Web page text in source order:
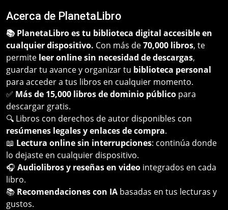
Acerca de PlanetaLibro
📚 PlanetaLibro es tu biblioteca digital accesible en
cualquier dispositivo. Con más de70,000 libros, te
permite leer online sin necesidad de descargas,
guardar tu avance y organizar tu biblioteca personal
para acceder a tus libros en cualquier momento.
✅ Más de 15,000 libros de dominio público para
descargar gratis.
🔍 Libros con derechos de autor disponibles con
resúmenes legales y enlaces de compra.
📖 Lectura online sin interrupciones: continúa donde
lo dejaste en cualquier dispositivo.
🎧 Audiolibros y reseñas en video integrados en cada
libro.
📚 Recomendaciones con IA basadas en tus lecturas y
gustos.